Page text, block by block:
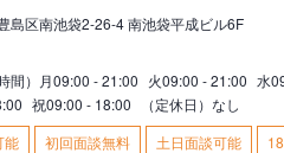
島区南池袋2-26-4 南池袋平成ビル6F
間） 月09:00 - 21:00 火09:00 - 21:00 水
祝09:00 - 18:00
（定休日）なし
能
初回面談無料 土日面談可能